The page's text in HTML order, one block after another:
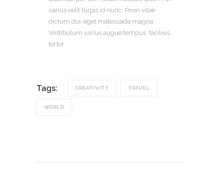
varius velit turpis id nunc. Proin vitae
dictum dui, eget malesuada magna.
Vestibulum varius augue tempus, facilisis
tortor.
Tags: CREATIVITY TRAVEL
WORLD